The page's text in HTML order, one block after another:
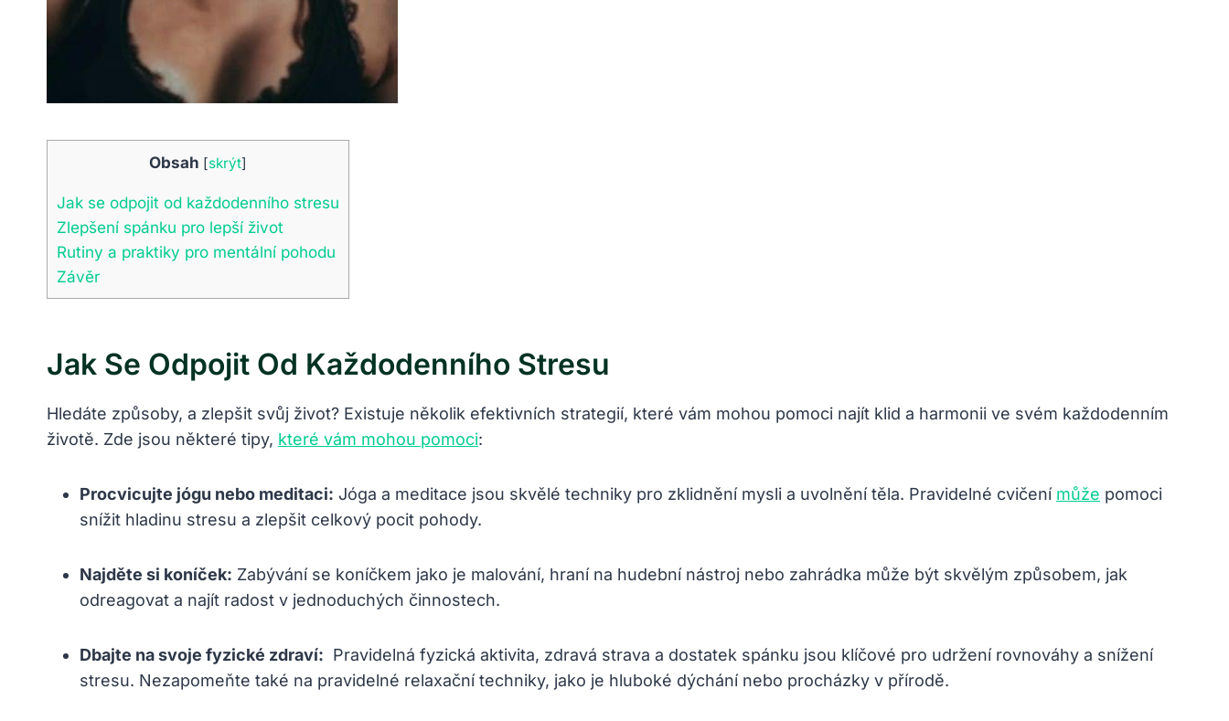
Obsah [skrýt]
Jak se odpojit od každodenního⁤ stresu
Zlepšení spánku pro lepší život
Rutiny a ‌praktiky‌ pro mentální pohodu
Závěr
Jak Se Odpojit Od Každodenního⁤ Stresu
Hledáte‍ způsoby, a⁣ zlepšit ​svůj život? Existuje několik efektivních‌ strategií,⁤ které vám mohou pomoci najít klid a harmonii ve⁤ svém každodenním
životě. Zde jsou některé tipy, které⁢ vám mohou pomoci:
Procvicujte jógu nebo meditaci: Jóga‍ a⁢ meditace jsou skvělé techniky pro zklidnění mysli a uvolnění těla. ​Pravidelné cvičení​ může pomoci​
snížit ⁣hladinu stresu a zlepšit celkový pocit⁢ pohody.
Najděte si koníček: Zabývání se koníčkem ⁤jako je malování, hraní ⁣na hudební nástroj nebo ⁣zahrádka může být skvělým způsobem, jak
⁢odreagovat‌ a najít ‌radost v jednoduchých činnostech.
Dbajte na svoje fyzické‌ zdraví: ⁢ Pravidelná fyzická aktivita, zdravá‌ strava a dostatek spánku⁤ jsou‌ klíčové pro‍ udržení rovnováhy a‍ snížení⁤
stresu.⁤ Nezapomeňte také na pravidelné ⁣relaxační techniky, jako​ je hluboké dýchání⁤ nebo procházky ‍v přírodě.